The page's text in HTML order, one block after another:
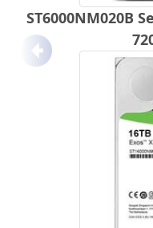
ST6000NM020B
Anterior